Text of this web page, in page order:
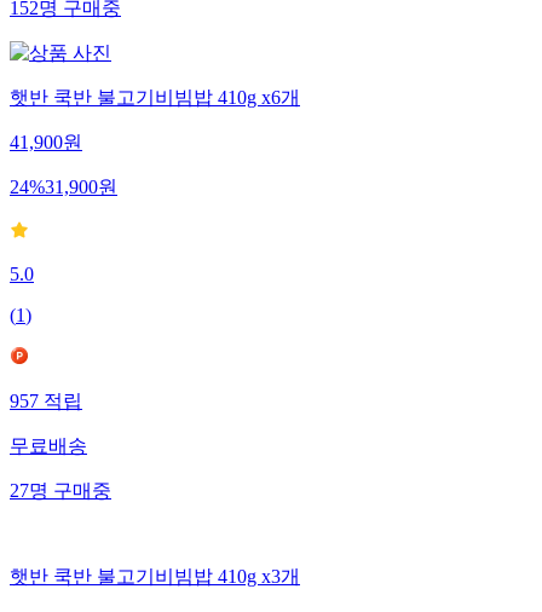
152명구매중
햇반 쿡반 불고기비빔밥 410g x6개
41,900원
24%31,900원
5.0
(1)
957적립
무료배송
27명구매중
햇반 쿡반 불고기비빔밥 410g x3개